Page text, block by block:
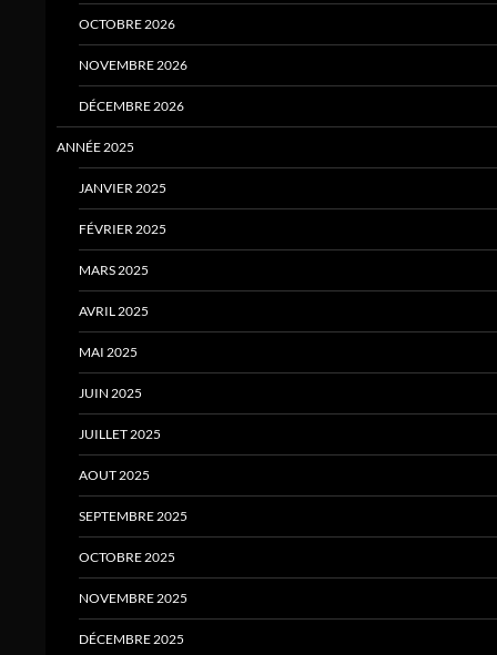
OCTOBRE 2026
NOVEMBRE 2026
DÉCEMBRE 2026
ANNÉE 2025
JANVIER 2025
FÉVRIER 2025
MARS 2025
AVRIL 2025
MAI 2025
JUIN 2025
JUILLET 2025
AOUT 2025
SEPTEMBRE 2025
OCTOBRE 2025
NOVEMBRE 2025
DÉCEMBRE 2025